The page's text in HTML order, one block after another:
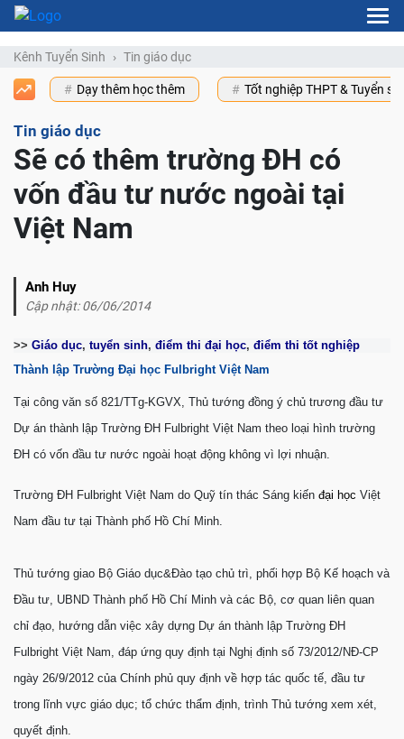
Kênh Tuyển Sinh Tin giáo dục
Dạy thêm học thêm Tốt nghiệp THPT & Tuyển
Tin giáo dục
Sẽ có thêm trường ĐH có
vốn đầu tư nước ngoài tại
Việt Nam
Anh Huy
Cập nhật: 06/06/2014
>> Giáo dục, tuyển sinh, điểm thi đại học, điểm thi tốt nghiệp
Thành lập Trường Đại học Fulbright Việt Nam
Tại công văn số 821/TTg-KGVX, Thủ tướng đồng ý chủ trương đầu tư
Dự án thành lập Trường ĐH Fulbright Việt Nam theo loại hình trường
ĐH có vốn đầu tư nước ngoài hoạt động không vì lợi nhuận.
Trường ĐH Fulbright Việt Nam do Quỹ tín thác Sáng kiến đại học Việt
Nam đầu tư tại Thành phố Hồ Chí Minh.
Thủ tướng giao Bộ Giáo dục&Đào tạo chủ trì, phối hợp Bộ Kế hoạch và
Đầu tư, UBND Thành phố Hồ Chí Minh và các Bộ, cơ quan liên quan
chỉ đạo, hướng dẫn việc xây dựng Dự án thành lập Trường ĐH
Fulbright Việt Nam, đáp ứng quy định tại Nghị định số 73/2012/NĐ-CP
ngày 26/9/2012 của Chính phủ quy định về hợp tác quốc tế, đầu tư
trong lĩnh vực giáo dục; tổ chức thẩm định, trình Thủ tướng xem xét,
quyết định.